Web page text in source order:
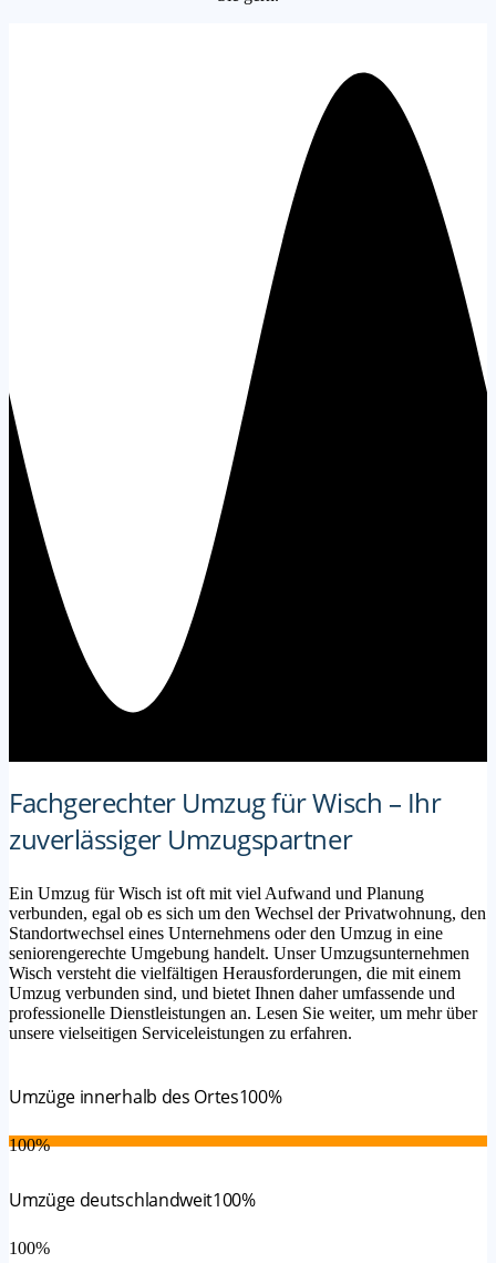
Fachgerechter Umzug für Wisch – Ihr
zuverlässiger Umzugspartner
Ein Umzug für Wisch ist oft mit viel Aufwand und Planung
verbunden, egal ob es sich um den Wechsel der Privatwohnung, den
Standortwechsel eines Unternehmens oder den Umzug in eine
seniorengerechte Umgebung handelt. Unser Umzugsunternehmen
Wisch versteht die vielfältigen Herausforderungen, die mit einem
Umzug verbunden sind, und bietet Ihnen daher umfassende und
professionelle Dienstleistungen an. Lesen Sie weiter, um mehr über
unsere vielseitigen Serviceleistungen zu erfahren.
Umzüge innerhalb des Ortes100%
100%
Umzüge deutschlandweit100%
100%